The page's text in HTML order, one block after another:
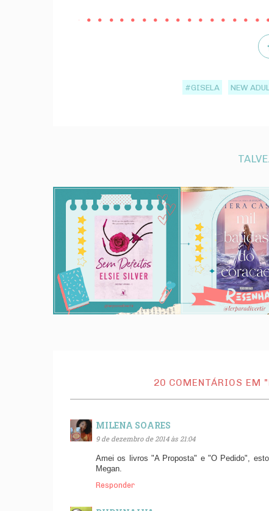
#GISELA NEW
20 COMENTÁRIOS EM
MILENA SOARES
9 de dezembro de 2014 às 21:04
Amei os livros "A Proposta" e "O Pedido",
Megan.
Responder